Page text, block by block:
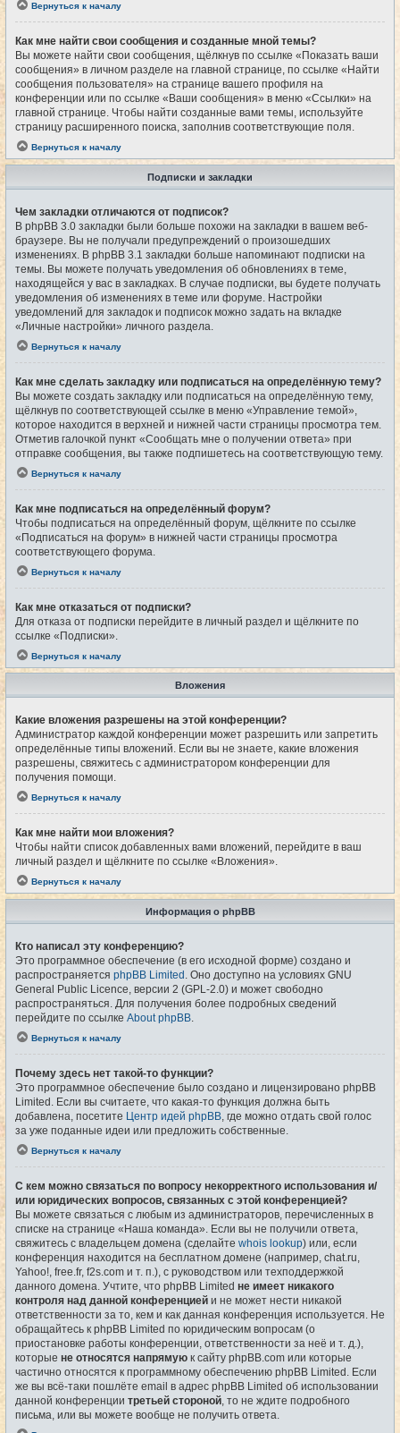
Вернуться к началу
Как мне найти свои сообщения и созданные мной темы?
Вы можете найти свои сообщения, щёлкнув по ссылке «Показать ваши
сообщения» в личном разделе на главной странице, по ссылке «Найти
сообщения пользователя» на странице вашего профиля на
конференции или по ссылке «Ваши сообщения» в меню «Ссылки» на
главной странице. Чтобы найти созданные вами темы, используйте
страницу расширенного поиска, заполнив соответствующие поля.
Вернуться к началу
Подписки и закладки
Чем закладки отличаются от подписок?
В phpBB 3.0 закладки были больше похожи на закладки в вашем веб-
браузере. Вы не получали предупреждений о произошедших
изменениях. В phpBB 3.1 закладки больше напоминают подписки на
темы. Вы можете получать уведомления об обновлениях в теме,
находящейся у вас в закладках. В случае подписки, вы будете получать
уведомления об изменениях в теме или форуме. Настройки
уведомлений для закладок и подписок можно задать на вкладке
«Личные настройки» личного раздела.
Вернуться к началу
Как мне сделать закладку или подписаться на определённую тему?
Вы можете создать закладку или подписаться на определённую тему,
щёлкнув по соответствующей ссылке в меню «Управление темой»,
которое находится в верхней и нижней части страницы просмотра тем.
Отметив галочкой пункт «Сообщать мне о получении ответа» при
отправке сообщения, вы также подпишетесь на соответствующую тему.
Вернуться к началу
Как мне подписаться на определённый форум?
Чтобы подписаться на определённый форум, щёлкните по ссылке
«Подписаться на форум» в нижней части страницы просмотра
соответствующего форума.
Вернуться к началу
Как мне отказаться от подписки?
Для отказа от подписки перейдите в личный раздел и щёлкните по
ссылке «Подписки».
Вернуться к началу
Вложения
Какие вложения разрешены на этой конференции?
Администратор каждой конференции может разрешить или запретить
определённые типы вложений. Если вы не знаете, какие вложения
разрешены, свяжитесь с администратором конференции для
получения помощи.
Вернуться к началу
Как мне найти мои вложения?
Чтобы найти список добавленных вами вложений, перейдите в ваш
личный раздел и щёлкните по ссылке «Вложения».
Вернуться к началу
Информация о phpBB
Кто написал эту конференцию?
Это программное обеспечение (в его исходной форме) создано и
распространяется phpBB Limited . Оно доступно на условиях GNU
General Public Licence, версии 2 (GPL-2.0) и может свободно
распространяться. Для получения более подробных сведений
перейдите по ссылке About phpBB
Вернуться к началу
Почему здесь нет такой-то функции?
Это программное обеспечение было создано и лицензировано phpBB
Limited. Если вы считаете, что какая-то функция должна быть
добавлена, посетите Центр идей phpBB , где можно отдать свой голос
за уже поданные идеи или предложить собственные.
Вернуться к началу
С кем можно связаться по вопросу некорректного использования и/
или юридических вопросов, связанных с этой конференцией?
Вы можете связаться с любым из администраторов, перечисленных в
списке на странице «Наша команда». Если вы не получили ответа,
свяжитесь с владельцем домена (сделайте whois lookup) или, если
конференция находится на бесплатном домене (например, chat.ru,
Yahoo!, free.fr, f2s.com и т. п.), с руководством или техподдержкой
данного домена. Учтите, что phpBB Limited не имеет никакого
контроля над данной конференцией и не может нести никакой
ответственности за то, кем и как данная конференция используется. Не
обращайтесь к phpBB Limited по юридическим вопросам (о
приостановке работы конференции, ответственности за неё и т. д.),
которые не относятся напрямую к сайту phpBB.com или которые
частично относятся к программному обеспечению phpBB Limited. Если
же вы всё-таки пошлёте email в адрес phpBB Limited об использовании
данной конференции третьей стороной , то не ждите подробного
письма, или вы можете вообще не получить ответа.